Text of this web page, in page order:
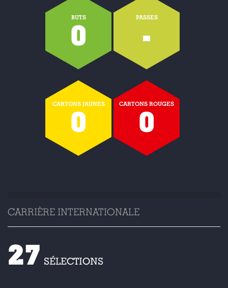
BUTS
0
PASSES
-
CARTONS JAUNES
0
CARTONS ROUGES
0
CARRIÈRE INTERNATIONALE
27 SÉLECTIONS